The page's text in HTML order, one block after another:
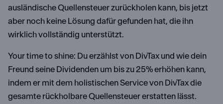
ausländische Quellensteuer zurückholen kann, bis jetzt
aber noch keine Lösung dafür gefunden hat, die ihn
wirklich vollständig unterstützt.
Your time to shine: Du erzählst von DivTax und wie dein
Freund seine Dividenden um bis zu 25% erhöhen kann,
indem er mit dem holistischen Service von DivTax die
gesamte rückholbare Quellensteuer erstatten lässt.